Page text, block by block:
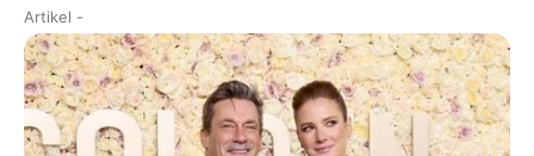
Artikel -